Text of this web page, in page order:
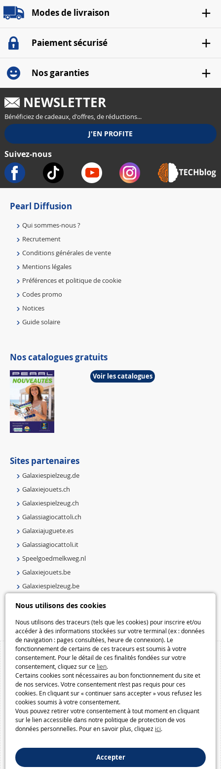
Nous utilisons des cookies
Nous utilisons des traceurs (tels que les cookies) pour inscrire et/ou
accéder à des informations stockées sur votre terminal (ex : données
de navigation : pages consultées, heure de connexion). Le
fonctionnement de certains de ces traceurs est soumis à votre
consentement. Pour le détail de ces finalités fondées sur votre
consentement, cliquez sur ce lien.
Certains cookies sont nécessaires au bon fonctionnement du site et
de nos services. Votre consentement n’est pas requis pour ces
cookies. En cliquant sur « continuer sans accepter » vous refusez les
cookies soumis à votre consentement.
Vous pouvez retirer votre consentement à tout moment en cliquant
sur le lien accessible dans notre politique de protection de vos
données personnelles. Pour en savoir plus, cliquez ici.
Accepter
Modes de livraison
Paiement sécurisé
Nos garanties
NEWSLETTER
Bénéficiez de cadeaux, d'offres, de réductions...
Suivez-nous
Pearl Diffusion
Qui sommes-nous ?
Recrutement
Conditions générales de vente
Mentions légales
Préférences et politique de cookie
Codes promo
Notices
Guide solaire
Nos catalogues gratuits
Voir les catalogues
Sites partenaires
Galaxiespielzeug.de
Galaxiejouets.ch
Galaxiespielzeug.ch
Galassiagiocattoli.ch
Galaxiajuguete.es
Galassiagiocattoli.it
Speelgoedmelkweg.nl
Galaxiejouets.be
Galaxiespielzeug.be